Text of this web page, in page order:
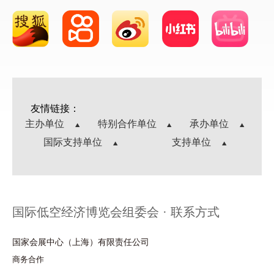
友情链接：
主办单位
特别合作单位
承办单位
国际支持单位
支持单位
国际低空经济博览会组委会 · 联系方式
国家会展中心（上海）有限责任公司
商务合作